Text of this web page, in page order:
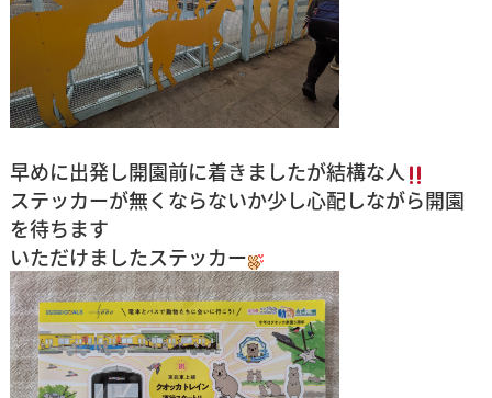
早めに出発し開園前に着きましたが結構な人
ステッカーが無くならないか少し心配しながら開園
を待ちます
いただけましたステッカー